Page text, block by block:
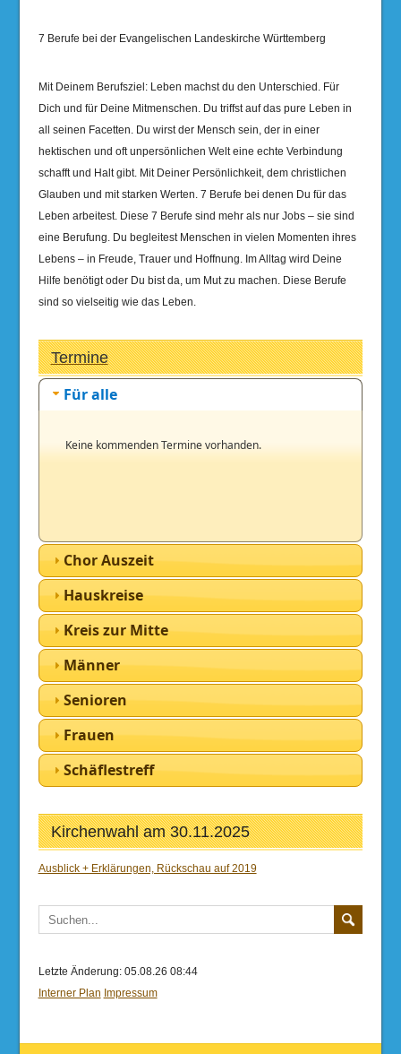
7 Berufe bei der Evangelischen Landeskirche Württemberg
Mit Deinem Berufsziel: Leben machst du den Unterschied. Für
Dich und für Deine Mitmenschen. Du triffst auf das pure Leben in
all seinen Facetten. Du wirst der Mensch sein, der in einer
hektischen und oft unpersönlichen Welt eine echte Verbindung
schafft und Halt gibt. Mit Deiner Persönlichkeit, dem christlichen
Glauben und mit starken Werten. 7 Berufe bei denen Du für das
Leben arbeitest. Diese 7 Berufe sind mehr als nur Jobs – sie sind
eine Berufung. Du begleitest Menschen in vielen Momenten ihres
Lebens – in Freude, Trauer und Hoffnung. Im Alltag wird Deine
Hilfe benötigt oder Du bist da, um Mut zu machen. Diese Berufe
sind so vielseitig wie das Leben.
Termine
Für alle
Keine kommenden Termine vorhanden.
Chor Auszeit
Hauskreise
Kreis zur Mitte
Männer
Senioren
Frauen
Schäflestreff
Kirchenwahl am 30.11.2025
Ausblick + Erklärungen, Rückschau auf 2019
Letzte Änderung: 05.08.26 08:44
Interner Plan Impressum